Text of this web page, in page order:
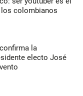
colombianos
la
electo José